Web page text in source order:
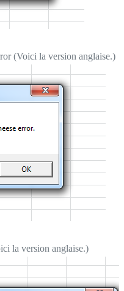
(Voici la version anglaise.)
la version anglaise.)